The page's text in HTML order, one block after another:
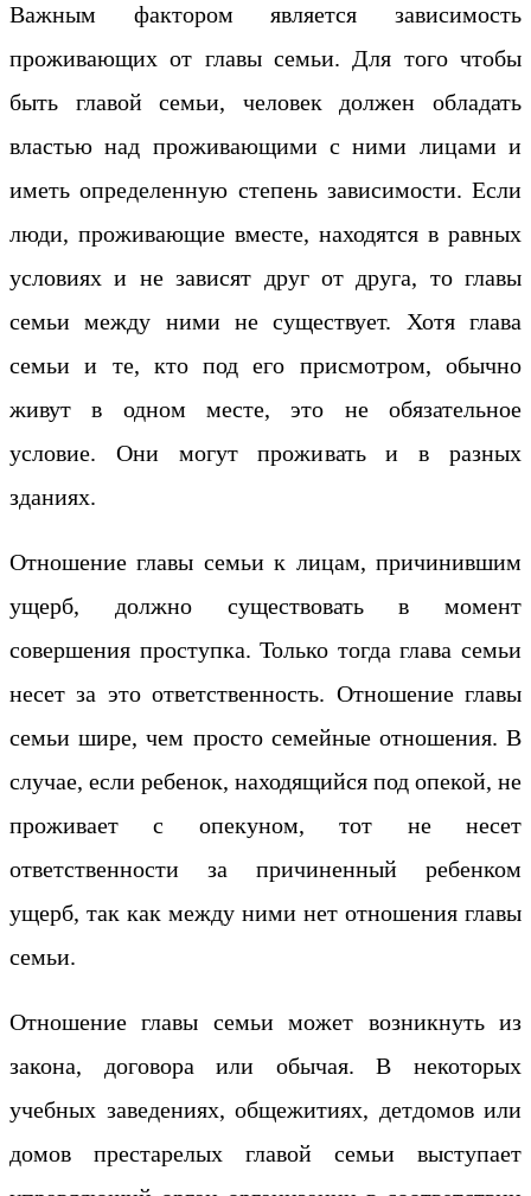
Важным фактором является зависимость
проживающих от главы семьи. Для того чтобы
быть главой семьи, человек должен обладать
властью над проживающими с ними лицами и
иметь определенную степень зависимости. Если
люди, проживающие вместе, находятся в равных
условиях и не зависят друг от друга, то главы
семьи между ними не существует. Хотя глава
семьи и те, кто под его присмотром, обычно
живут в одном месте, это не обязательное
условие. Они могут проживать и в разных
зданиях.
Отношение главы семьи к лицам, причинившим
ущерб, должно существовать в момент
совершения проступка. Только тогда глава семьи
несет за это ответственность. Отношение главы
семьи шире, чем просто семейные отношения. В
случае, если ребенок, находящийся под опекой, не
проживает с опекуном, тот не несет
ответственности за причиненный ребенком
ущерб, так как между ними нет отношения главы
семьи.
Отношение главы семьи может возникнуть из
закона, договора или обычая. В некоторых
учебных заведениях, общежитиях, детдомов или
домов престарелых главой семьи выступает